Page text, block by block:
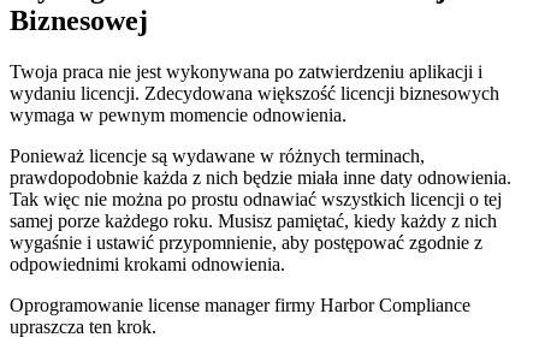
Biznesowej
Twoja praca nie jest wykonywana po zatwierdzeniu aplikacji i
wydaniu licencji. Zdecydowana większość licencji biznesowych
wymaga w pewnym momencie odnowienia.
Ponieważ licencje są wydawane w różnych terminach,
prawdopodobnie każda z nich będzie miała inne daty odnowienia.
Tak więc nie można po prostu odnawiać wszystkich licencji o tej
samej porze każdego roku. Musisz pamiętać, kiedy każdy z nich
wygaśnie i ustawić przypomnienie, aby postępować zgodnie z
odpowiednimi krokami odnowienia.
Oprogramowanie license manager firmy Harbor Compliance
upraszcza ten krok.